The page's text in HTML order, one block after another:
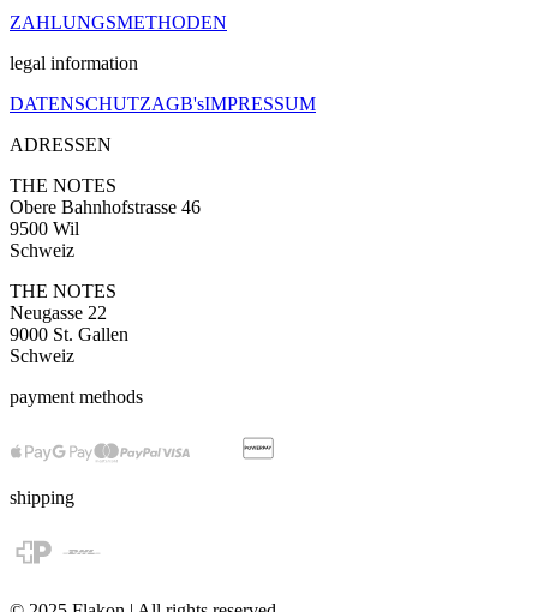
ZAHLUNGSMETHODEN
legal information
DATENSCHUTZAGB'sIMPRESSUM
ADRESSEN
THE NOTES
Obere Bahnhofstrasse 46
9500 Wil
Schweiz
THE NOTES
Neugasse 22
9000 St. Gallen
Schweiz
payment methods
shipping